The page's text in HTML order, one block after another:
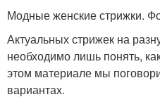
Модные женские стрижки.
Актуальных стрижек на
необходимо лишь понять,
этом материале мы
вариантах.